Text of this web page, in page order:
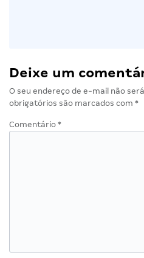
Deixe um
O seu endereço de e-mail não
obrigatórios são marcados com *
Comentário *